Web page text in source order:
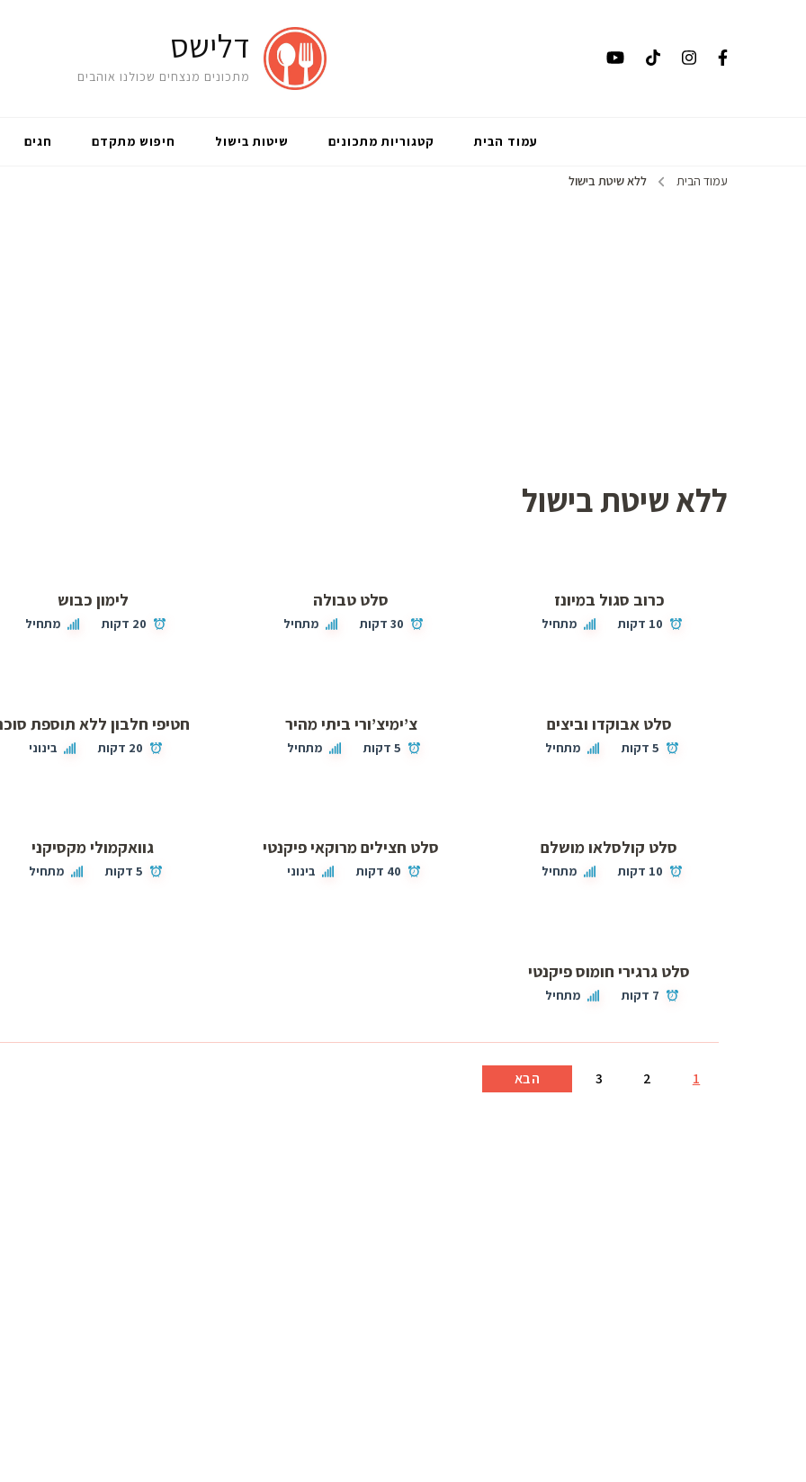
דלישס
מתכונים מנצחים שכולנו אוהבים
עמוד הבית קטגוריות מתכונים שיטות בישול חיפוש מתקדם חגים
עמוד הבית ללא שיטת בישול
ללא שיטת בישול
כרוב סגול במיונז
10 דקות מתחיל
סלט טבולה
30 דקות מתחיל
לימון כבוש
20 דקות מתחיל
סלט אבוקדו וביצים
5 דקות מתחיל
צ’ימיצ’ורי ביתי מהיר
5 דקות מתחיל
חטיפי חלבון ללא תוספת
20 דקות בינוני
סלט קולסלאו מושלם
10 דקות מתחיל
סלט חצילים מרוקאי פיקנטי
40 דקות בינוני
גוואקמולי מקסיקני
5 דקות מתחיל
סלט גרגירי חומוס פיקנטי
7 דקות מתחיל
1
2
3 הבא